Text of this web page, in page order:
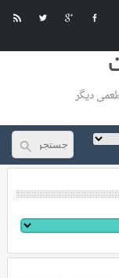
دیگر